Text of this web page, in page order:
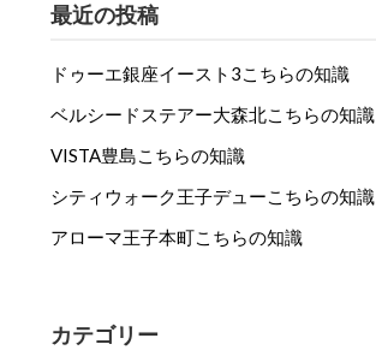
最近の投稿
ドゥーエ銀座イースト3こちらの知識
ベルシードステアー大森北こちらの知識
VISTA豊島こちらの知識
シティウォーク王子デューこちらの知識
アローマ王子本町こちらの知識
カテゴリー